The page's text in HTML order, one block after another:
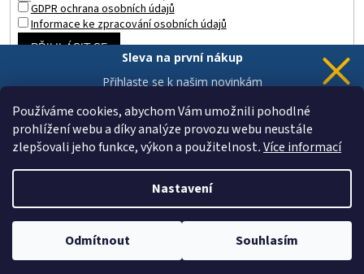
Používáme cookies, abychom Vám umožnili pohodlné
prohlížení webu a díky analýze provozu webu neustále
zlepšovali jeho funkce, výkon a použitelnost.Více informací
Nastavení
Odmítnout Souhlasím
GDPR ochrana osobních údajů
Informace ke zpracování osobních údajů
PŘIHLÁSIT SE
Vytvořil Shoptet
Copyright 2026ZAHRADA a INTERIÉR. Všechna práva vyhrazena.
Upravit nastavení cookies
Sleva na první nákup
Přihlaste se k našim novinkám
Chci novinky a slevu
Vaše data jsou u nás v bezpečí.